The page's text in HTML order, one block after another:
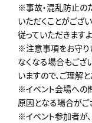
※事故・混乱防止の
いただくことがござ
従っていただきます
※注意事項をお守り
なくなる場合もござ
いますので、ご理解
※イベント会場への
原因となる場合がご
※イベント参加者が